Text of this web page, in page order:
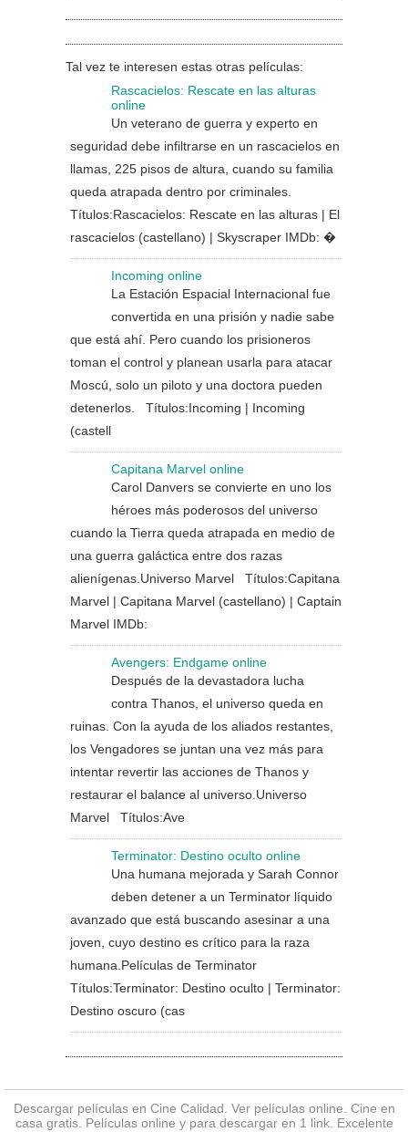
Tal vez te interesen estas otras películas:
Rascacielos: Rescate en las alturas
online
Un veterano de guerra y experto en
seguridad debe infiltrarse en un rascacielos en
llamas, 225 pisos de altura, cuando su familia
queda atrapada dentro por criminales.
Títulos:Rascacielos: Rescate en las alturas | El
rascacielos (castellano) | Skyscraper IMDb: �
Incoming online
La Estación Espacial Internacional fue
convertida en una prisión y nadie sabe
que está ahí. Pero cuando los prisioneros
toman el control y planean usarla para atacar
Moscú, solo un piloto y una doctora pueden
detenerlos. Títulos:Incoming | Incoming
(castell
Capitana Marvel online
Carol Danvers se convierte en uno los
héroes más poderosos del universo
cuando la Tierra queda atrapada en medio de
una guerra galáctica entre dos razas
alienígenas.Universo Marvel Títulos:Capitana
Marvel | Capitana Marvel (castellano) | Captain
Marvel IMDb:
Avengers: Endgame online
Después de la devastadora lucha
contra Thanos, el universo queda en
ruinas. Con la ayuda de los aliados restantes,
los Vengadores se juntan una vez más para
intentar revertir las acciones de Thanos y
restaurar el balance al universo.Universo
Marvel Títulos:Ave
Terminator: Destino oculto online
Una humana mejorada y Sarah Connor
deben detener a un Terminator líquido
avanzado que está buscando asesinar a una
joven, cuyo destino es crítico para la raza
humana.Películas de Terminator
Títulos:Terminator: Destino oculto | Terminator:
Destino oscuro (cas
Descargar películas en Cine Calidad. Ver películas online . Cine en
casa gratis. Películas online y para descargar en 1 link. Excelente